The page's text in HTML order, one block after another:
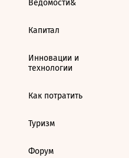
Ведомости&
Капитал
Инновации и
технологии
Как потратить
Туризм
Форум